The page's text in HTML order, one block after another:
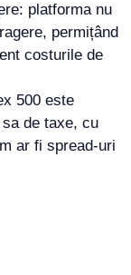
platforma nu
permițând
costurile de
500 este
de taxe, cu
ar fi spread-uri